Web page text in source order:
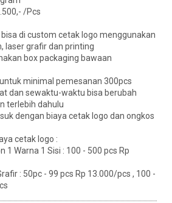
/Pcs
di custom cetak logo menggunakan
laser grafir dan printing
box packaging bawaan
minimal pemesanan 300pcs
dan sewaktu-waktu bisa berubah
terlebih dahulu
dengan biaya cetak logo dan ongkos
cetak logo :
1 Warna 1 Sisi : 100 - 500 pcs Rp
: 50pc - 99 pcs Rp 13.000/pcs , 100 -